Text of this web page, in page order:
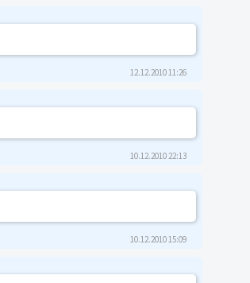
12.12.2010 11:26
10.12.2010 22:13
10.12.2010 15:09